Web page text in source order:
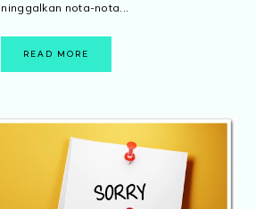
nota-nota...
READ MORE